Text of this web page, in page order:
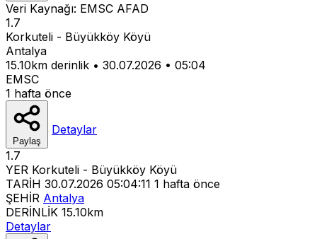
Veri Kaynağı: EMSC AFAD
1.7
Korkuteli - Büyükköy Köyü
Antalya
15.10km derinlik • 30.07.2026 • 05:04
EMSC
1 hafta önce
Paylaş
Detaylar
1.7
YER Korkuteli - Büyükköy Köyü
TARİH 30.07.2026 05:04:11 1 hafta önce
ŞEHİR Antalya
DERİNLİK 15.10km
Detaylar